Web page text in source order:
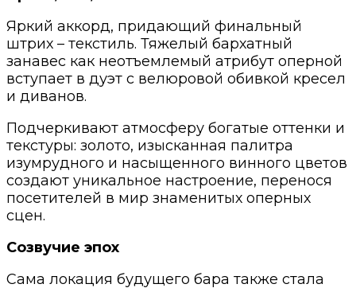
Яркий аккорд, придающий финальный
штрих – текстиль. Тяжелый бархатный
занавес как неотъемлемый атрибут оперной
вступает в дуэт с велюровой обивкой кресел
и диванов.
Подчеркивают атмосферу богатые оттенки и
текстуры: золото, изысканная палитра
изумрудного и насыщенного винного цветов
создают уникальное настроение, перенося
посетителей в мир знаменитых оперных
сцен.
Созвучие эпох
Сама локация будущего бара также стала